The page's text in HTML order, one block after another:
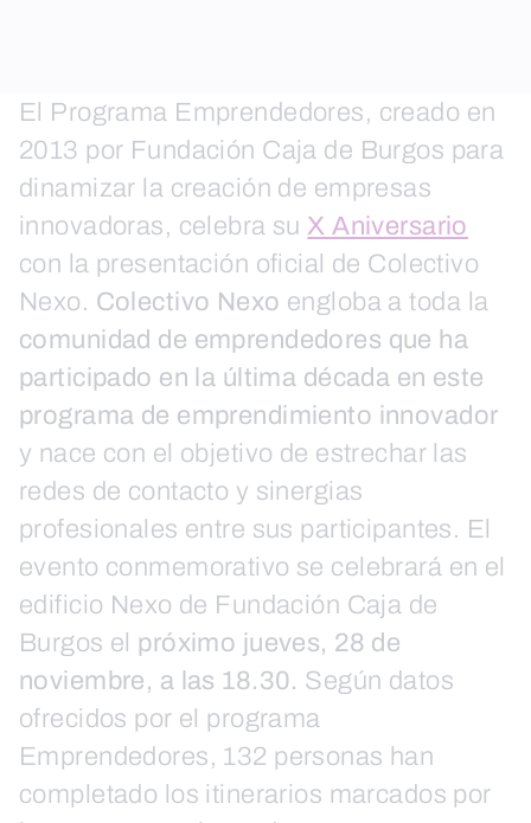
El Programa Emprendedores, creado en
2013 por Fundación Caja de Burgos para
dinamizar la creación de empresas
innovadoras, celebra suX Aniversario
con la presentación oficial de Colectivo
Nexo. Colectivo Nexo engloba a toda la
comunidad de emprendedores que ha
participado en la última década en este
programa de emprendimiento innovador
y nace con el objetivo de estrechar las
redes de contacto y sinergias
profesionales entre sus participantes. El
evento conmemorativo se celebrará en el
edificio Nexo de Fundación Caja de
Burgos el próximo jueves, 28 de
noviembre, a las 18.30. Según datos
ofrecidos por el programa
Emprendedores, 132 personas han
completado los itinerarios marcados por